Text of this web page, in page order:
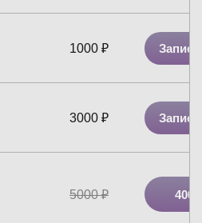
1000 ₽
3000 ₽
5000₽